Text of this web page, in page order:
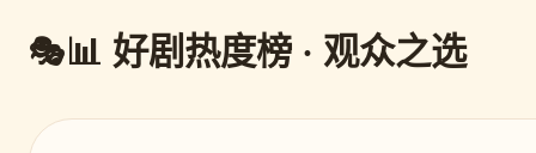
📊 好剧热度榜 · 观众之选